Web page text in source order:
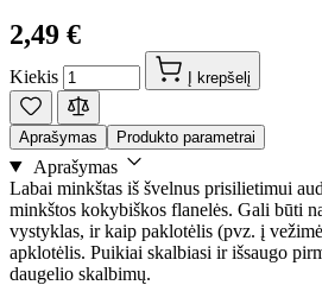
2,49 €
Kiekis Į krepšelį
Aprašymas Produkto parametrai
Aprašymas
Labai minkštas iš švelnus prisilietimui
minkštos kokybiškos flanelės. Gali būti
vystyklas, ir kaip paklotėlis (pvz. į
apklotėlis. Puikiai skalbiasi ir išsaugo
daugelio skalbimų.